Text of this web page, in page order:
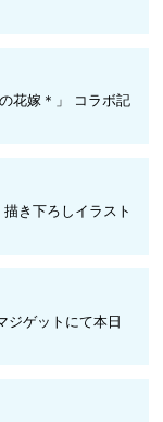
花嫁＊」 コラボ記
き下ろしイラスト
ジゲットにて本日